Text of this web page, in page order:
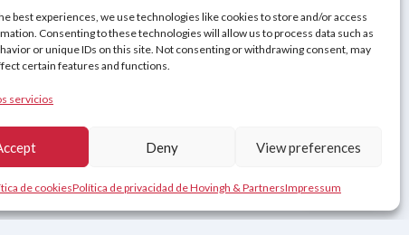
best experiences, we use technologies like cookies to store and/or access
Consenting to these technologies will allow us to process data such as
or unique IDs on this site. Not consenting or withdrawing consent, may
certain features and functions.
servicios
Deny View preferences
de cookiesPolítica de privacidad de Hovingh & PartnersImpressum